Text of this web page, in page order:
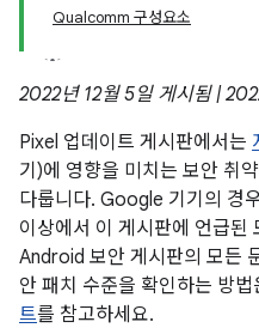
Qualcomm 구성요소
2022년 12월 5일 게시됨 |
Pixel 업데이트 게시판에서는
기)에 영향을 미치는 보안 취
다룹니다. Google 기기의 경
이상에서 이 게시판에 언급
Android 보안 게시판의 모든
안 패치 수준을 확인하는 방법
트를 참고하세요.